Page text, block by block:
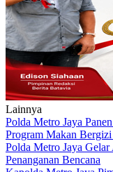
Lainnya
Polda Metro Jaya
Program Makan
Polda Metro Jaya Gelar
Penanganan Bencana